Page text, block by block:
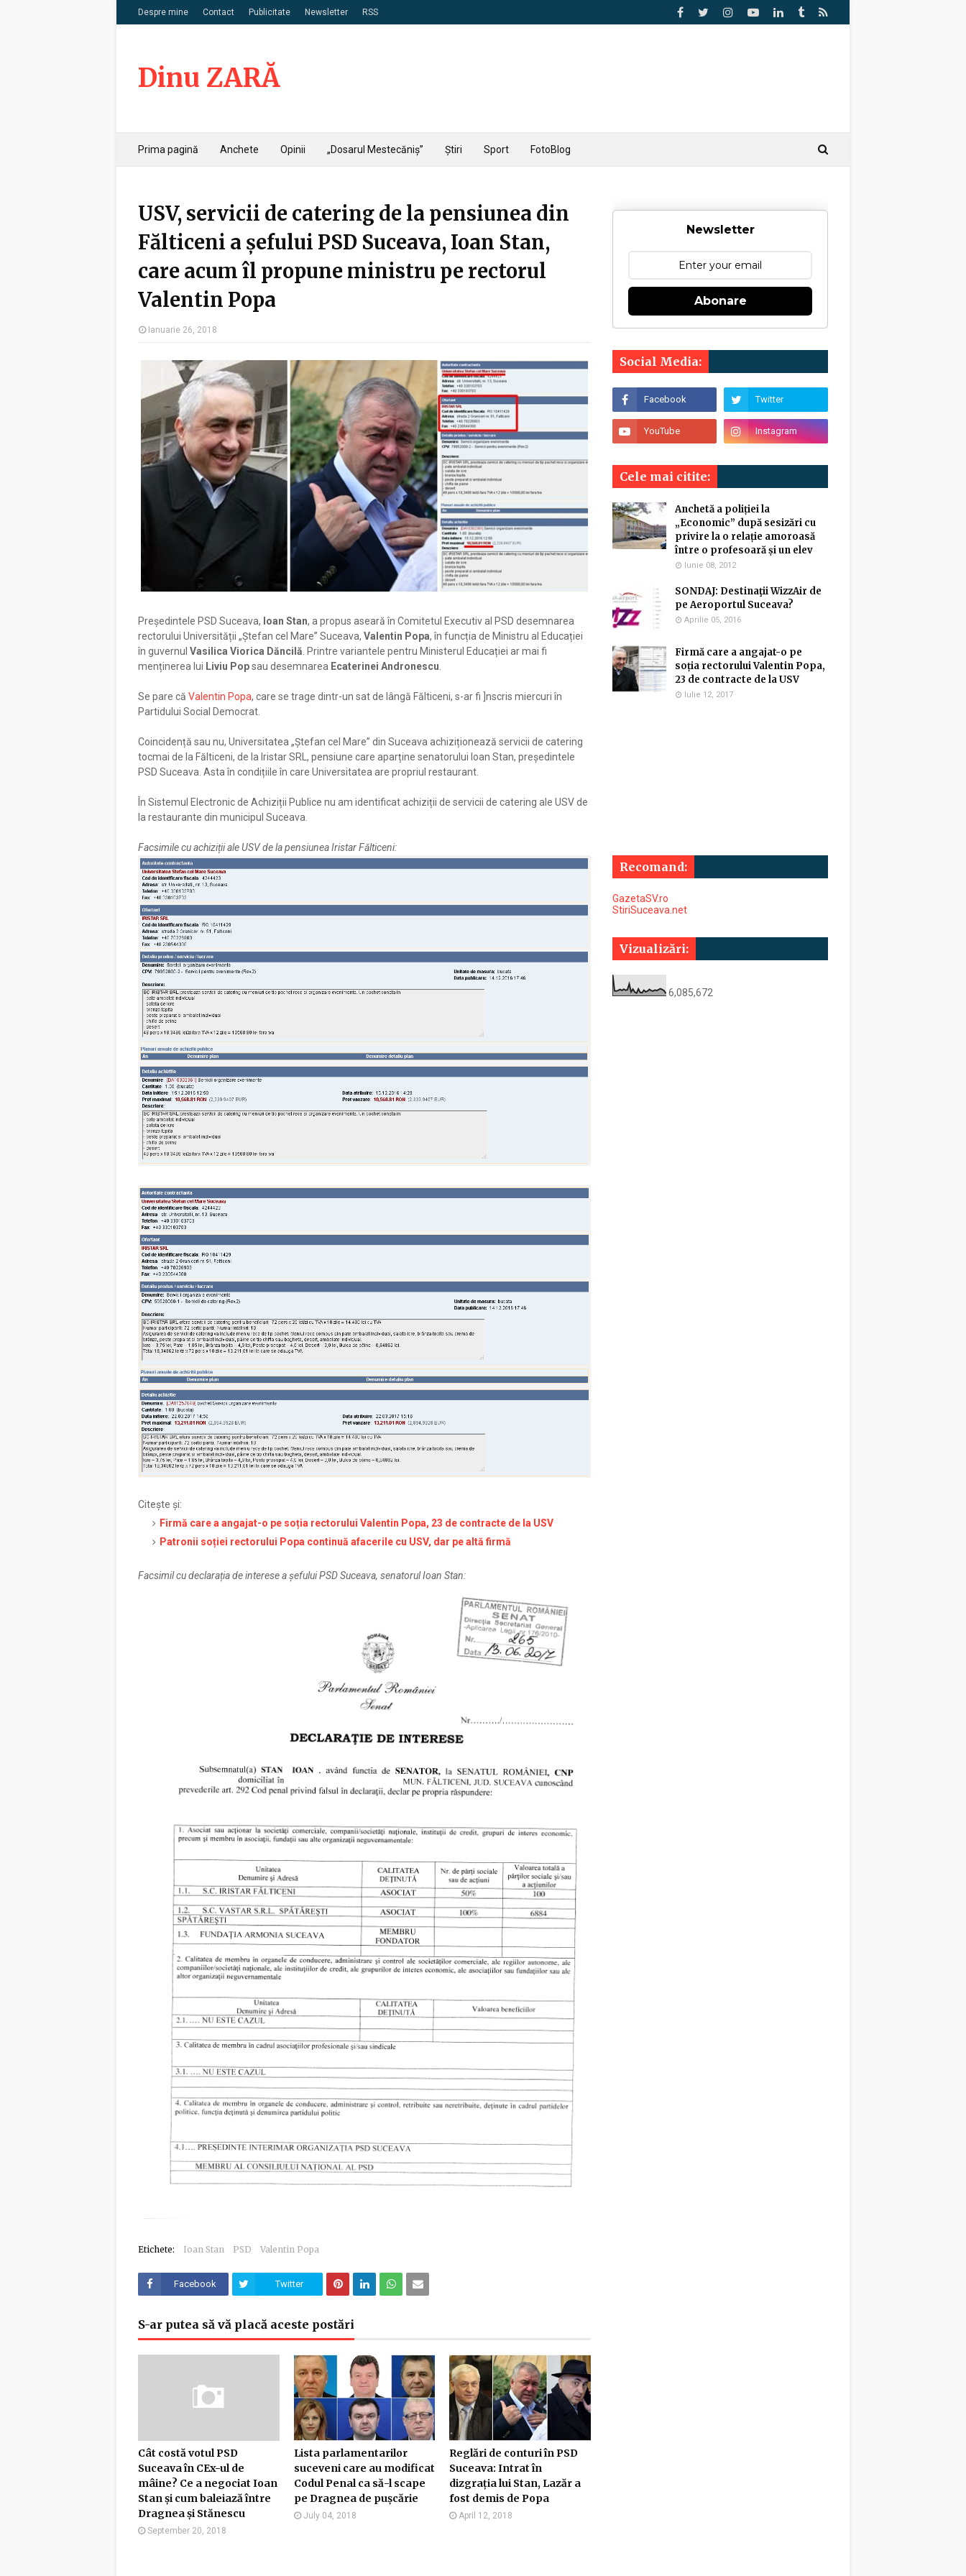
Despre mine Contact Publicitate Newsletter RSS
Dinu ZARĂ
Prima pagină Anchete Opinii „Dosarul Mestecăniș” Știri Sport FotoBlog
USV, servicii de catering de la pensiunea din
Fălticeni a șefului PSD Suceava, Ioan Stan,
care acum îl propune ministru pe rectorul
Valentin Popa
Ianuarie 26, 2018
Președintele PSD Suceava, Ioan Stan, a propus aseară în Comitetul Executiv al PSD desemnarea
rectorului Universității „Ștefan cel Mare” Suceava, Valentin Popa, în funcția de Ministru al Educației
în guvernul Vasilica Viorica Dăncilă . Printre variantele pentru Ministerul Educației ar mai fi
menținerea lui Liviu Popsau desemnarea Ecaterinei Andronescu
Se pare că Valentin Popa, care se trage dintr-un sat de lângă Fălticeni, s-ar fi ]nscris miercuri în
Partidului Social Democrat.
Coincidență sau nu, Universitatea „Ștefan cel Mare” din Suceava achiziționează servicii de catering
tocmai de la Fălticeni, de la Iristar SRL, pensiune care aparține senatorului Ioan Stan, președintele
PSD Suceava. Asta în condițiile în care Universitatea are propriul restaurant.
În Sistemul Electronic de Achiziții Publice nu am identificat achiziții de servicii de catering ale USV de
la restaurante din municipul Suceava.
Facsimile cu achiziții ale USV de la pensiunea Iristar Fălticeni:
Citește și:
Firmă care a angajat-o pe soția rectorului Valentin Popa, 23 de contracte de la USV
Patronii soției rectorului Popa continuă afacerile cu USV, dar pe altă firmă
Facsimil cu declarația de interese a șefului PSD Suceava, senatorul Ioan Stan:
Etichete: Ioan Stan PSD Valentin Popa
Facebook Twitter
S-ar putea să vă placă aceste postări
Cât costă votul PSD
Suceava în CEx-ul de
mâine? Ce a negociat Ioan
Stan și cum baleiază între
Dragnea și Stănescu
September 20, 2018
Lista parlamentarilor
suceveni care au modificat
Codul Penal ca să-l scape
pe Dragnea de pușcărie
July 04, 2018
Reglări de conturi în PSD
Suceava: Intrat în
dizgrația lui Stan, Lazăr a
fost demis de Popa
April 12, 2018
Newsletter
Abonare
Social Media:
Cele mai citite:
Anchetă a poliției la
„Economic” după sesizări cu
privire la o relație amoroasă
între o profesoară și un elev
Iunie 08, 2012
SONDAJ: Destinaţii WizzAir de
pe Aeroportul Suceava?
Aprilie 05, 2016
Firmă care a angajat-o pe
soția rectorului Valentin Popa,
23 de contracte de la USV
Iulie 12, 2017
Recomand:
GazetaSV.ro
StiriSuceava.net
Vizualizări:
6,085,672